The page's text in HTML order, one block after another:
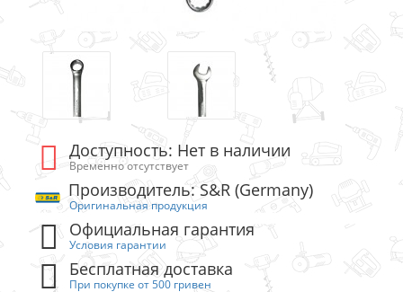
Доступность: Нет в наличии
Временно отсутствует
Производитель: S&R (Germany)
Оригинальная продукция
Официальная гарантия
Условия гарантии
Бесплатная доставка
При покупке от 500 гривен